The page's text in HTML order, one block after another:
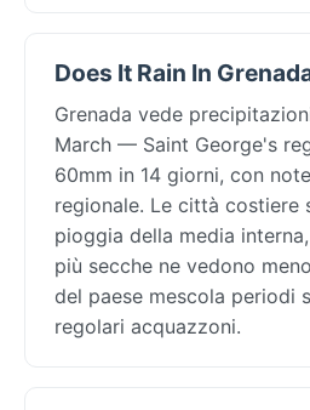
Does It Rain In
Grenada vede
March — Saint George's
60mm in 14 giorni, con
regionale. Le città costiere
pioggia della media
più secche ne vedono
del paese mescola periodi
regolari acquazzoni.